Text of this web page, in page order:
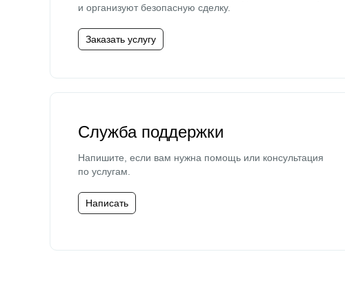
и организуют безопасную сделку.
Заказать услугу
Служба поддержки
Напишите, если вам нужна помощь или консультация
по услугам.
Написать